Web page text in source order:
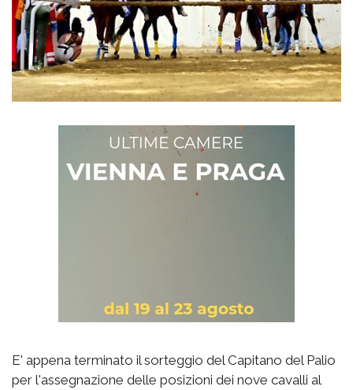
E' appena terminato il sorteggio del Capitano del Palio
per l'assegnazione delle posizioni dei nove cavalli al